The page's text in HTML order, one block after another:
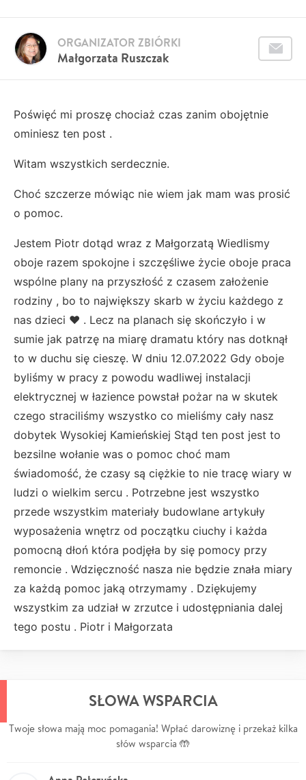
Małgorzata Ruszczak
ORGANIZATOR ZBIÓRKI
Poświęć mi proszę chociaż czas zanim obojętnie
ominiesz ten post .
Witam wszystkich serdecznie.
Choć szczerze mówiąc nie wiem jak mam was prosić
o pomoc.
Jestem Piotr dotąd wraz z Małgorzatą Wiedlismy
oboje razem spokojne i szczęśliwe życie oboje praca
wspólne plany na przyszłość z czasem założenie
rodziny , bo to największy skarb w życiu każdego z
nas dzieci ❤️ . Lecz na planach się skończyło i w
sumie jak patrzę na miarę dramatu który nas dotknął
to w duchu się cieszę. W dniu 12.07.2022 Gdy oboje
byliśmy w pracy z powodu wadliwej instalacji
elektrycznej w łazience powstał pożar na w skutek
czego straciliśmy wszystko co mieliśmy cały nasz
dobytek Wysokiej Kamieńskiej Stąd ten post jest to
bezsilne wołanie was o pomoc choć mam
świadomość, że czasy są ciężkie to nie tracę wiary w
ludzi o wielkim sercu . Potrzebne jest wszystko
przede wszystkim materiały budowlane artykuły
wyposażenia wnętrz od początku ciuchy i każda
pomocną dłoń która podjęła by się pomocy przy
remoncie . Wdzięczność nasza nie będzie znała miary
za każdą pomoc jaką otrzymamy . Dziękujemy
wszystkim za udział w zrzutce i udostępniania dalej
tego postu . Piotr i Małgorzata
SŁOWA WSPARCIA
Twoje słowa mają moc pomagania! Wpłać darowiznę i przekaż kilka
słów wsparcia 🤲